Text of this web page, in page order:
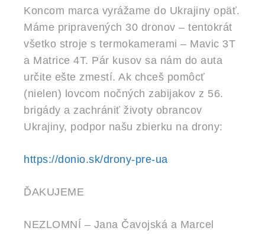
Koncom marca vyrážame do Ukrajiny opäť.
Máme pripravených 30 dronov – tentokrát
všetko stroje s termokamerami – Mavic 3T
a Matrice 4T. Pár kusov sa nám do auta
určite ešte zmestí. Ak chceš pomôcť
(nielen) lovcom nočných zabijakov z 56.
brigády a zachrániť životy obrancov
Ukrajiny, podpor našu zbierku na drony:
https://donio.sk/drony-pre-ua
ĎAKUJEME
NEZLOMNÍ – Jana Čavojská a Marcel